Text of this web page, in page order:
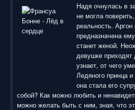
Надя очнулась в
не могла
реальность.
предназначена
станет женой.
девушке
узнает, от чего
Ледяного принца
она стала его
собой? Как можно любить и
можно желать быть с ним, зная, что